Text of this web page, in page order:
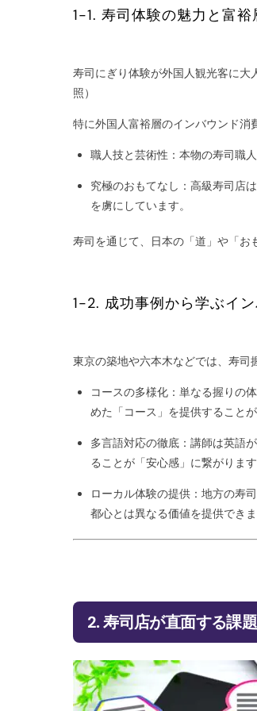
1-1. 寿司体験の魅力と富裕
寿司にぎり体験が外国人観光客に
照）
特に外国人富裕層のインバウンド消
職人技と芸術性：本物の寿司職
究極のおもてなし：高級寿司店
を虜にしています。
寿司を通じて、日本の「道」や「お
1-2. 成功事例から学ぶイ
東京の築地や六本木などでは、寿司
コースの多様化：単なる握りの
めた「コース」を提供すること
多言語対応の徹底：講師は英語
ることが「安心感」に繋がります
ローカル体験の提供：地方の寿
都心とは異なる価値を提供できま
2. 寿司店が直面する課